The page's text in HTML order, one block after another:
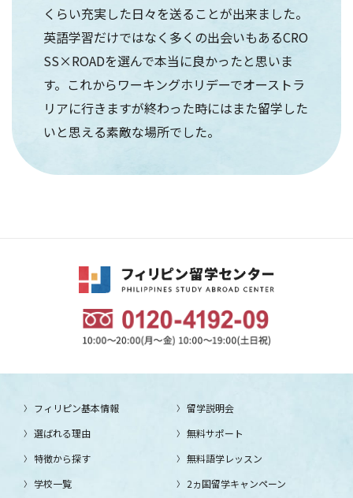
くらい充実した日々を送ることが出来ました。
英語学習だけではなく多くの出会いもあるCRO
SS×ROADを選んで本当に良かったと思いま
す。これからワーキングホリデーでオーストラ
リアに行きますが終わった時にはまた留学した
いと思える素敵な場所でした。
フィリピン基本情報
選ばれる理由
特徴から探す
学校一覧
留学説明会
無料サポート
無料語学レッスン
2ヵ国留学キャンペーン